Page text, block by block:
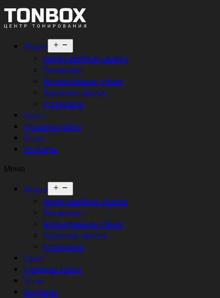
Услуги
меню
Антигравийная защита
Тонировка
Бронирование стёкол
Удаление вмятин
Полировка
Цены
Примеры работ
О нас
Контакты
Меню
Услуги
меню
Антигравийная защита
Тонировка
Бронирование стёкол
Удаление вмятин
Полировка
Цены
Примеры работ
О нас
Контакты